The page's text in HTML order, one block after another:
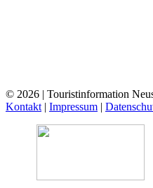
© 2026 | Touristinformation
Kontakt | Impressum |